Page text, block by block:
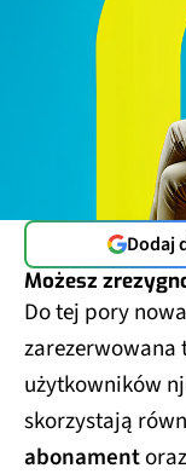
Dodaj
Możesz
Do tej pory
użytkowników
skorzystają
abonamentoraz